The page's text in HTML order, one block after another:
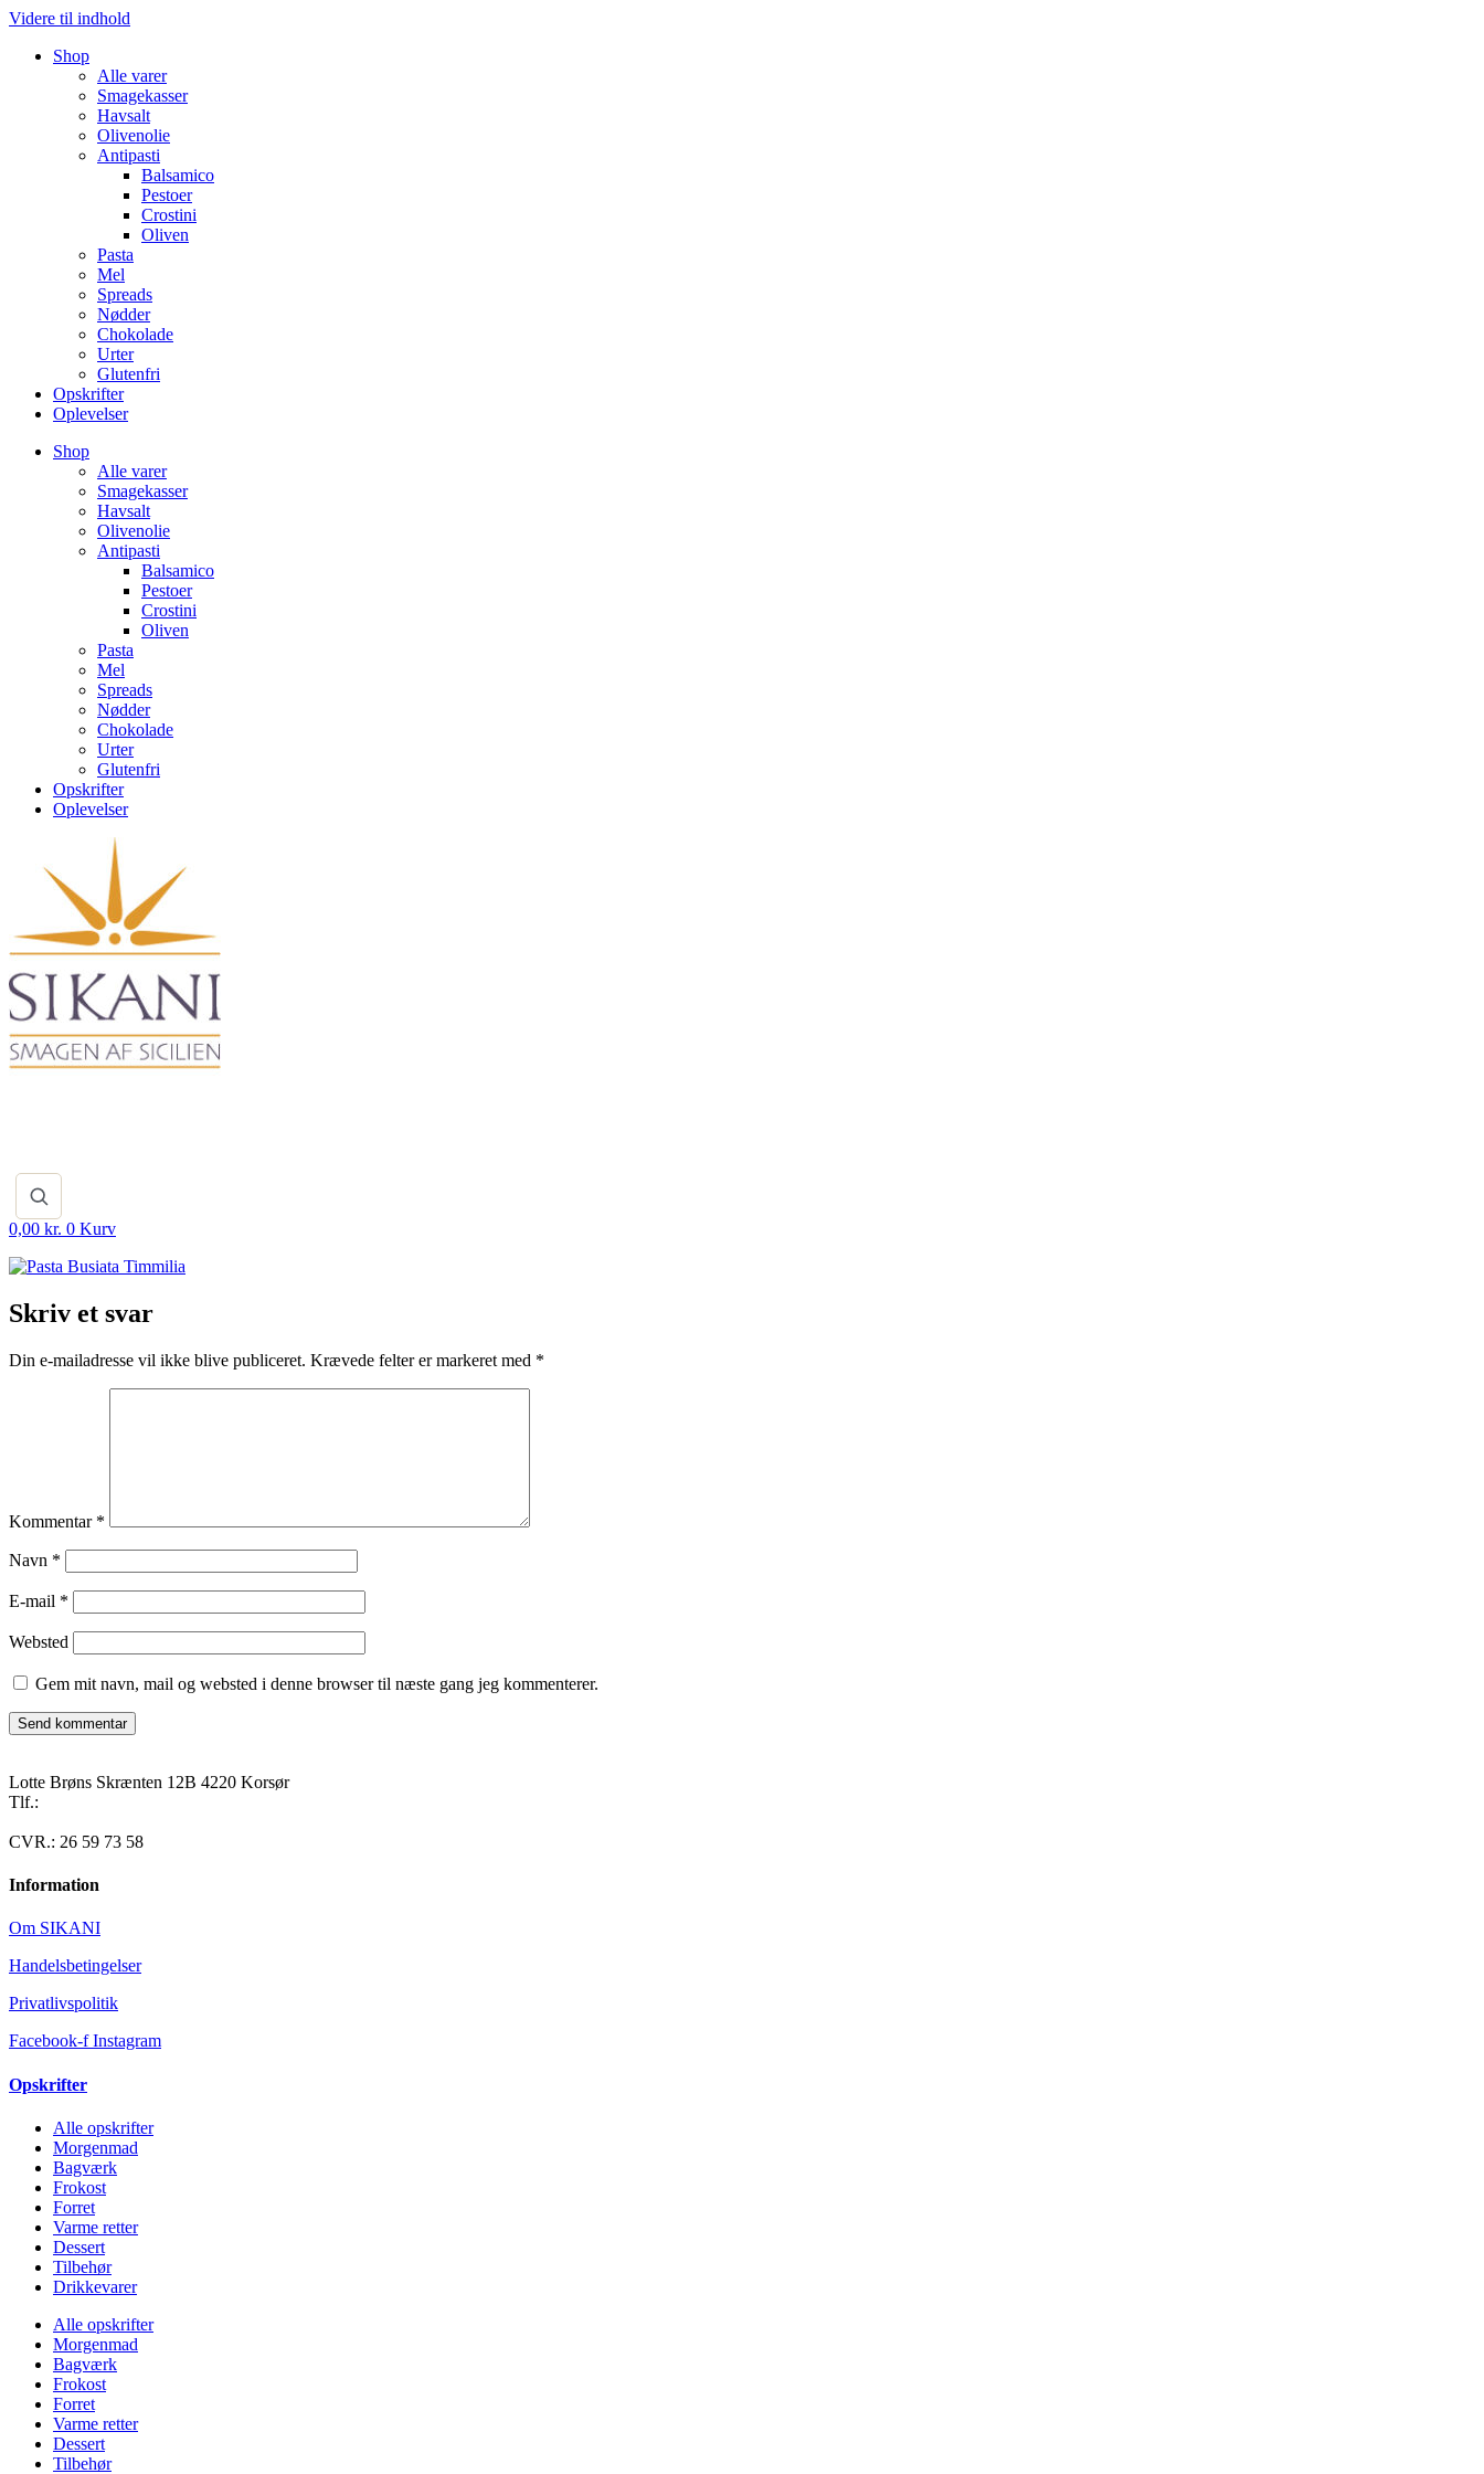
Videre til indhold
Shop
Alle varer
Smagekasser
Havsalt
Olivenolie
Antipasti
Balsamico
Pestoer
Crostini
Oliven
Pasta
Mel
Spreads
Nødder
Chokolade
Urter
Glutenfri
Opskrifter
Oplevelser
Shop
Alle varer
Smagekasser
Havsalt
Olivenolie
Antipasti
Balsamico
Pestoer
Crostini
Oliven
Pasta
Mel
Spreads
Nødder
Chokolade
Urter
Glutenfri
Opskrifter
Oplevelser
0,00 kr. 0 Kurv
Skriv et svar
Din e-mailadresse vil ikke blive publiceret. Krævede felter er markeret med *
Kommentar *
Navn *
E-mail *
Websted
Gem mit navn, mail og websted i denne browser til næste gang jeg kommenterer.
Lotte Brøns Skrænten 12B 4220 Korsør
Tlf.:
CVR.: 26 59 73 58
Information
Om SIKANI
Handelsbetingelser
Privatlivspolitik
Facebook-f Instagram
Opskrifter
Alle opskrifter
Morgenmad
Bagværk
Frokost
Forret
Varme retter
Dessert
Tilbehør
Drikkevarer
Alle opskrifter
Morgenmad
Bagværk
Frokost
Forret
Varme retter
Dessert
Tilbehør